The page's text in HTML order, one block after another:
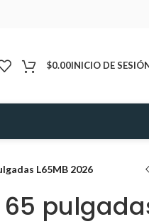
$0.00INICIO DE
L65MB 2026
65